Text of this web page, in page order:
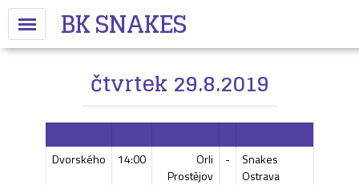
BK SNAKES
čtvrtek 29.8.2019
Dvorského 14:00
Orli
Prostějov
-
Snakes
Ostrava